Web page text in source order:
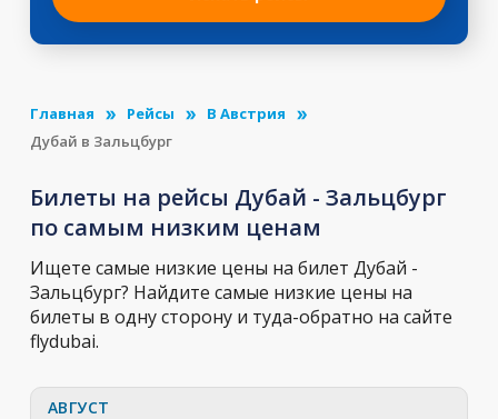
Главная Рейсы
В Австрия
Дубай в Зальцбург
Билеты на рейсы Дубай - Зальцбург
по самым низким ценам
Ищете самые низкие цены на билет Дубай -
Зальцбург? Найдите самые низкие цены на
билеты в одну сторону и туда-обратно на сайте
flydubai.
АВГУСТ